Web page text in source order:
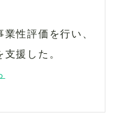
性評価を行い、
援した。